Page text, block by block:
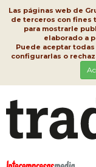
Las páginas web de
de terceros con fines
para mostrarle
elaborado a
Puede aceptar todas
configurarlas o